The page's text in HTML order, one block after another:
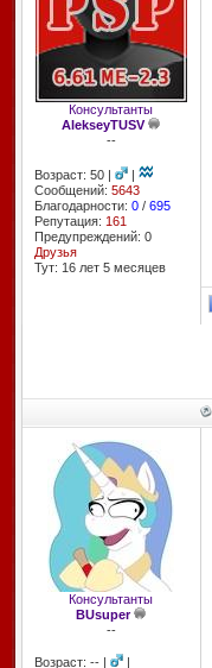
Консультанты
AlekseyTUSV
--
Возраст: 50 |
|
Сообщений: 5643
Благодарности: 0/ 695
Репутация: 161
Предупреждений: 0
Друзья
Тут: 16 лет 5 месяцев
Консультанты
BUsuper
--
Возраст: -- |
|